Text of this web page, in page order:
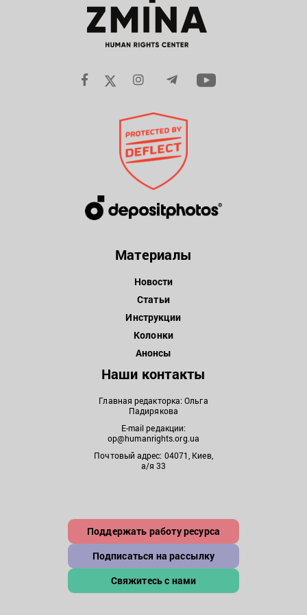
Материалы
Новости
Статьи
Инструкции
Колонки
Анонсы
Наши контакты
Главная редакторка: Ольга
Падирякова
E-mail редакции:
op@humanrights.org.ua
Почтовый адрес: 04071, Киев,
а/я 33
Поддержать работу ресурса
Подписаться на рассылку
Свяжитесь с нами